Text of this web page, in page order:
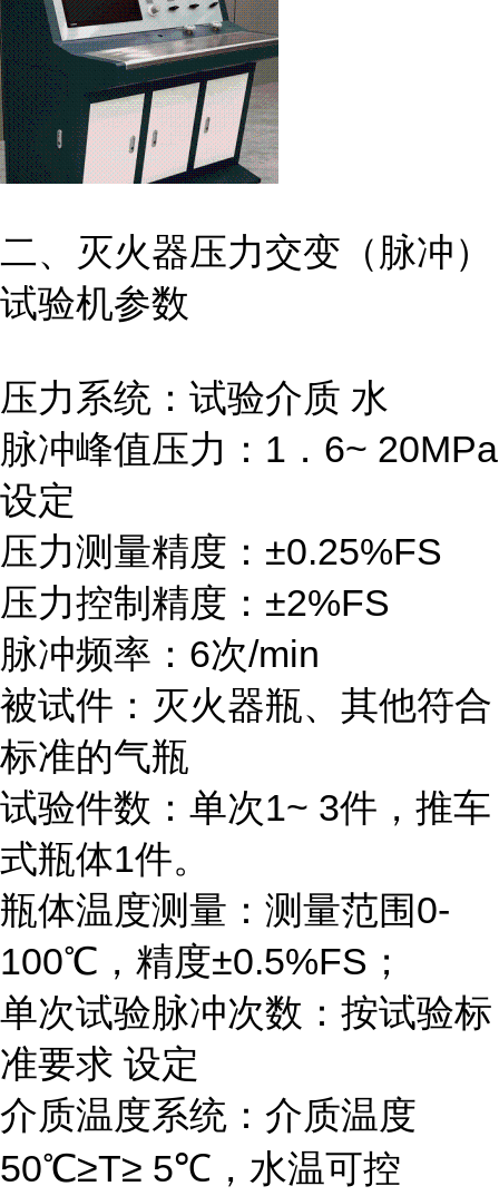
二、灭火器压力交变（脉冲）
试验机参数
压力系统：试验介质 水
脉冲峰值压力：1．6~ 20MPa
设定
压力测量精度：±0.25%FS
压力控制精度：±2%FS
脉冲频率：6次/min
被试件：灭火器瓶、其他符合
标准的气瓶
试验件数：单次1~ 3件，推车
式瓶体1件。
瓶体温度测量：测量范围0-
100℃，精度±0.5%FS；
单次试验脉冲次数：按试验标
准要求 设定
介质温度系统：介质温度
50℃≥T≥ 5℃，水温可控